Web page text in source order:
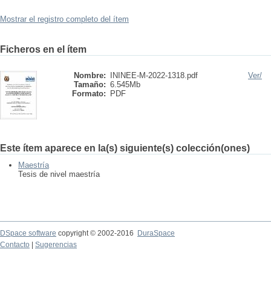
Mostrar el registro completo del ítem
Ficheros en el ítem
Nombre:
ININEE-M-2022-1318.pdf
Tamaño: 6.545Mb
Formato:
PDF
Ver/
Este ítem aparece en la(s) siguiente(s) colección(ones)
Maestría
Tesis de nivel maestría
DSpace software copyright © 2002-2016
DuraSpace
Contacto
Sugerencias